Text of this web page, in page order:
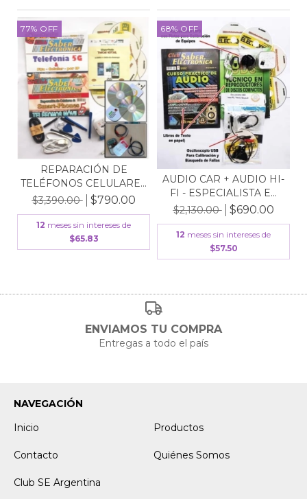
77% OFF
REPARACIÓN DE
TELÉFONOS CELULARES
- SERV...
$3,390.00 $790.00
12 meses sin intereses de
$65.83
68% OFF
AUDIO CAR + AUDIO HI-
FI - ESPECIALISTA E...
$2,130.00
$690.00
12 meses sin intereses de
$57.50
ENVIAMOS TU COMPRA
Entregas a todo el país
NAVEGACIÓN
Inicio
Productos
Contacto Quiénes Somos
Club SE Argentina